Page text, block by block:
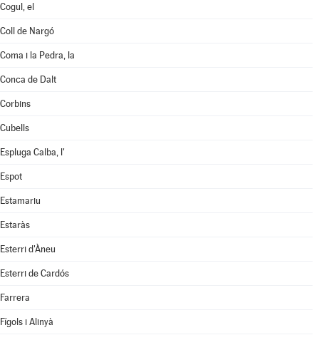
Cogul, el
Coll de Nargó
Coma i la Pedra, la
Conca de Dalt
Corbins
Cubells
Espluga Calba, l'
Espot
Estamariu
Estaràs
Esterri d'Àneu
Esterri de Cardós
Farrera
Fígols i Alinyà